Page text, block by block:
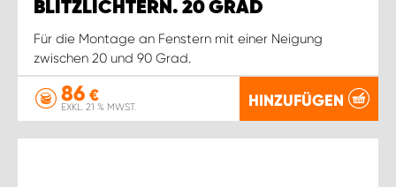
BLITZLICHTERN. 20 GRAD
Für die Montage an Fenstern mit einer Neigung
zwischen 20 und 90 Grad.
86 €
EXKL. 21 % MWST. HINZUFÜGEN